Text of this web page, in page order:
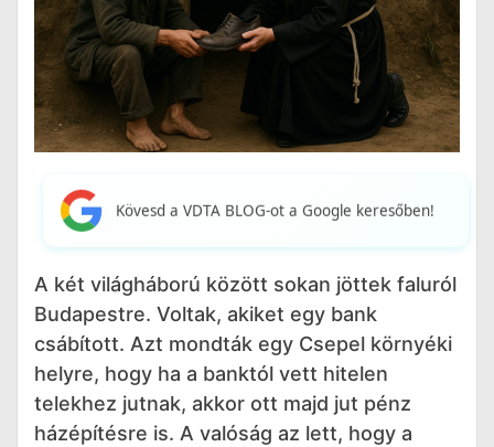
Kövesd a VDTA BLOG-ot a Google keresőben!
A két világháború között sokan jöttek faluról
Budapestre. Voltak, akiket egy bank
csábított. Azt mondták egy Csepel környéki
helyre, hogy ha a banktól vett hitelen
telekhez jutnak, akkor ott majd jut pénz
házépítésre is. A valóság az lett, hogy a